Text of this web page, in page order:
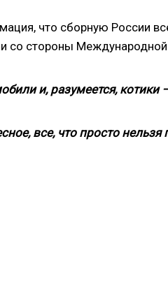
что сборную России
со стороны
и, разумеется, котики
все, что просто